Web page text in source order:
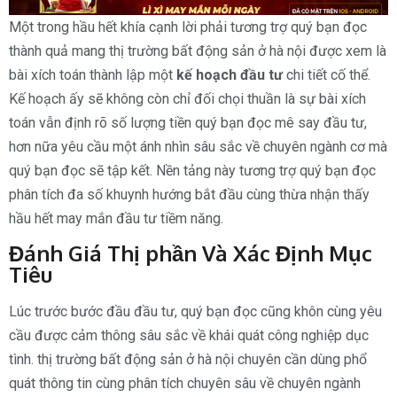
Một trong hầu hết khía cạnh lời phải tương trợ quý bạn đọc
thành quả mang thị trường bất động sản ở hà nội được xem là
bài xích toán thành lập một kế hoạch đầu tưchi tiết cố thể.
Kế hoạch ấy sẽ không còn chỉ đối chọi thuần là sự bài xích
toán vẫn định rõ số lượng tiền quý bạn đọc mê say đầu tư,
hơn nữa yêu cầu một ánh nhìn sâu sắc về chuyên ngành cơ mà
quý bạn đọc sẽ tập kết. Nền tảng này tương trợ quý bạn đọc
phân tích đa số khuynh hướng bắt đầu cùng thừa nhận thấy
hầu hết may mắn đầu tư tiềm năng.
Đánh Giá Thị phần Và Xác Định Mục
Tiêu
Lúc trước bước đầu đầu tư, quý bạn đọc cũng khôn cùng yêu
cầu được cảm thông sâu sắc về khái quát công nghiệp dục
tình. thị trường bất động sản ở hà nội chuyên cần dùng phổ
quát thông tin cùng phân tích chuyên sâu về chuyên ngành